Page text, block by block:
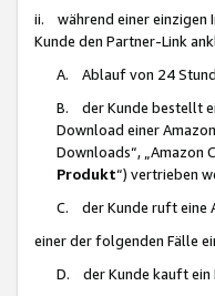
ii. während einer einzigen
Kunde den Partner-Link
A. Ablauf von 24
B. der Kunde bestellt
Download einer
Downloads“, „Amazon
Produkt“) vertrieben
C. der Kunde ruft eine
einer der folgenden Fälle
D. der Kunde kauft ein